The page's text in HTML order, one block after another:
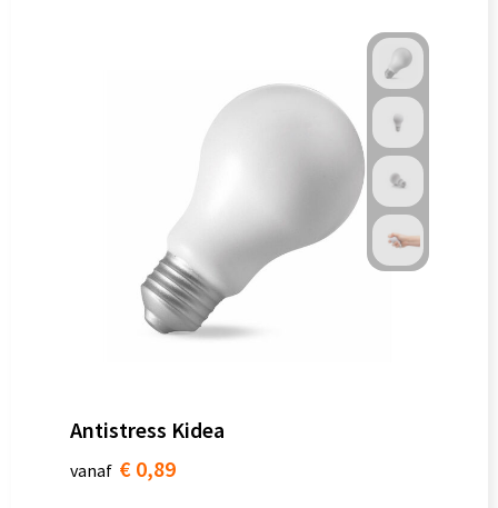
Antistress Kidea
vanaf € 0,89